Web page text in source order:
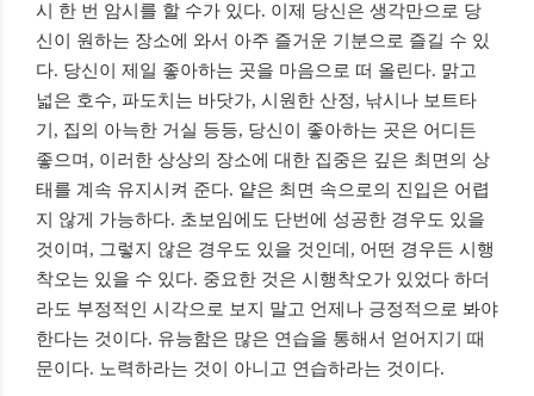
시 한 번 암시를 할 수가 있다. 이제 당신은 생각만으로 당
신이 원하는 장소에 와서 아주 즐거운 기분으로 즐길 수 있
다. 당신이 제일 좋아하는 곳을 마음으로 떠 올린다. 맑고
넓은 호수, 파도치는 바닷가, 시원한 산정, 낚시나 보트타
기 , 집의 아늑한 거실 등등, 당신이 좋아하는 곳은 어디든
좋으며 , 이러한 상상의 장소에 대한 집중은 깊은 최면의 상
태를 계속 유지시켜 준다. 얕은 최면 속으로의 진입은 어렵
지 않게 가능하다. 초보임에도 단번에 성공한 경우도 있을
것이며 , 그렇지 않은 경우도 있을 것인데 , 어떤 경우든 시행
착오는 있을 수 있다. 중요한 것은 시행착오가 있었다 하더
라도 부정적인 시각으로 보지 말고 언제나 긍정적으로 봐야
한다는 것이다. 유능함은 많은 연습을 통해서 얻어지기 때
문이다. 노력하라는 것이 아니고 연습하라는 것이다.